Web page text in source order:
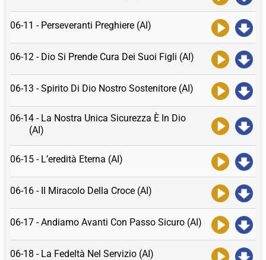
06-11 - Perseveranti Preghiere (AI)
06-12 - Dio Si Prende Cura Dei Suoi Figli (AI)
06-13 - Spirito Di Dio Nostro Sostenitore (AI)
06-14 - La Nostra Unica Sicurezza È In Dio
(AI)
06-15 - L’eredità Eterna (AI)
06-16 - Il Miracolo Della Croce (AI)
06-17 - Andiamo Avanti Con Passo Sicuro (AI)
06-18 - La Fedeltà Nel Servizio (AI)